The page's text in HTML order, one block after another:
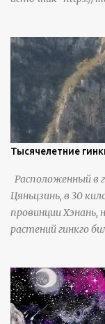
Тысячелетние
Расположенный в
Цяньцзинь, в 30
провинции Хэнань,
растений гинкго
тысячи лет.
https://